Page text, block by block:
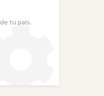
tu país.